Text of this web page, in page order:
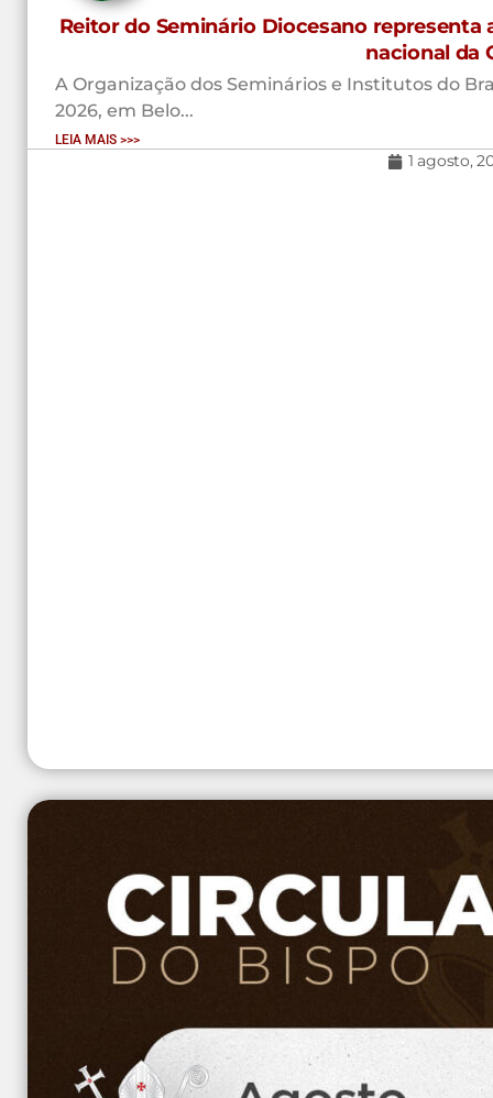
Reitor do Seminário Diocesano
nacional da
A Organização dos Seminários e Institutos do
2026, em Belo...
LEIA MAIS >>>
1 agosto,